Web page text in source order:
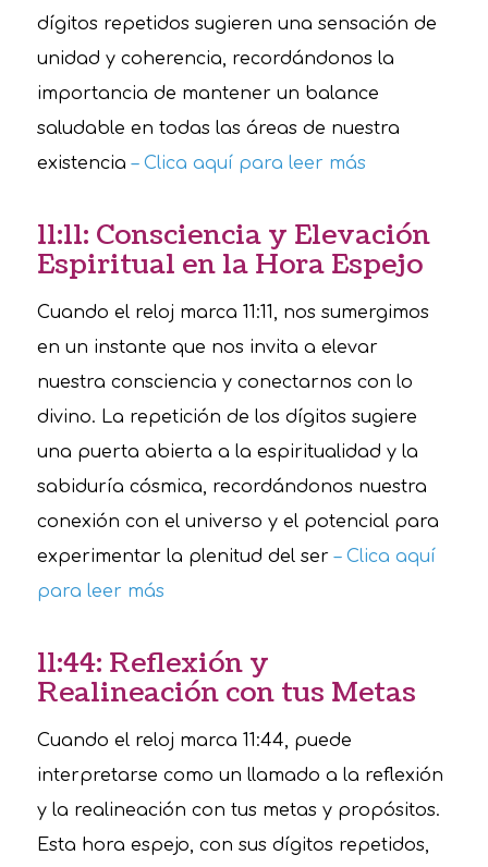
dígitos repetidos sugieren una sensación de
unidad y coherencia, recordándonos la
importancia de mantener un balance
saludable en todas las áreas de nuestra
existencia– Clica aquí para leer más
11:11: Consciencia y Elevación
Espiritual en la Hora Espejo
Cuando el reloj marca 11:11, nos sumergimos
en un instante que nos invita a elevar
nuestra consciencia y conectarnos con lo
divino. La repetición de los dígitos sugiere
una puerta abierta a la espiritualidad y la
sabiduría cósmica, recordándonos nuestra
conexión con el universo y el potencial para
experimentar la plenitud del ser– Clica aquí
para leer más
11:44: Reflexión y
Realineación con tus Metas
Cuando el reloj marca 11:44, puede
interpretarse como un llamado a la reflexión
y la realineación con tus metas y propósitos.
Esta hora espejo, con sus dígitos repetidos,